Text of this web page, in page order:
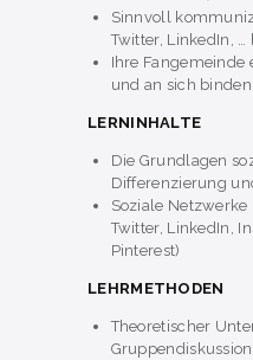
Sinnvoll
Twitter, LinkedIn, …
Ihre Fangemeinde
und an sich binden
LERNINHALTE
Die Grundlagen
Differenzierung
Soziale Netzwerke
Twitter, LinkedIn,
Pinterest)
LEHRMETHODEN
Theoretischer